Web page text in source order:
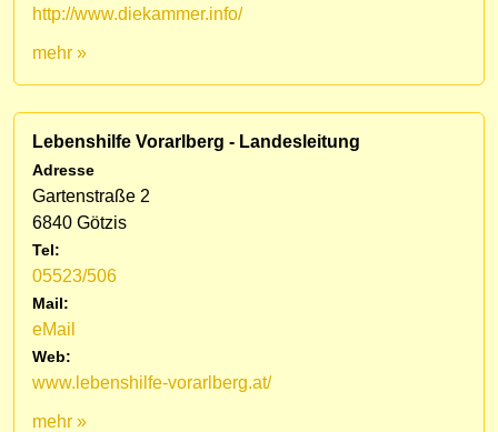
http://www.diekammer.info/
mehr »
Lebenshilfe Vorarlberg - Landesleitung
Adresse
Gartenstraße 2
6840 Götzis
Tel:
05523/506
Mail:
eMail
Web:
www.lebenshilfe-vorarlberg.at/
mehr »